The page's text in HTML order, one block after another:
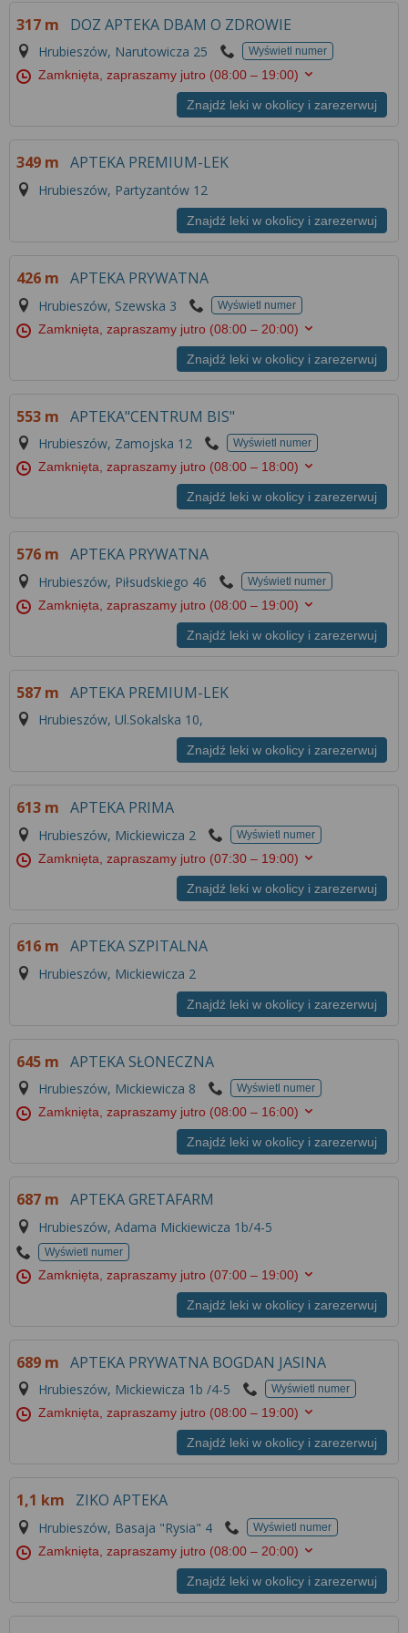
317 m DOZ APTEKA DBAM O ZDROWIE
Hrubieszów, Narutowicza 25 Wyświetl numer
Zamknięta, zapraszamy jutro (08:00 – 19:00)
Znajdź leki w okolicy i zarezerwuj
349 m APTEKA PREMIUM-LEK
Hrubieszów, Partyzantów 12
Znajdź leki w okolicy i zarezerwuj
426 m APTEKA PRYWATNA
Hrubieszów, Szewska 3 Wyświetl numer
Zamknięta, zapraszamy jutro (08:00 – 20:00)
Znajdź leki w okolicy i zarezerwuj
553 m APTEKA"CENTRUM BIS"
Hrubieszów, Zamojska 12 Wyświetl numer
Zamknięta, zapraszamy jutro (08:00 – 18:00)
Znajdź leki w okolicy i zarezerwuj
576 m APTEKA PRYWATNA
Hrubieszów, Piłsudskiego 46 Wyświetl numer
Zamknięta, zapraszamy jutro (08:00 – 19:00)
Znajdź leki w okolicy i zarezerwuj
587 m APTEKA PREMIUM-LEK
Hrubieszów, Ul.Sokalska 10,
Znajdź leki w okolicy i zarezerwuj
613 m APTEKA PRIMA
Hrubieszów, Mickiewicza 2 Wyświetl numer
Zamknięta, zapraszamy jutro (07:30 – 19:00)
Znajdź leki w okolicy i zarezerwuj
616 m APTEKA SZPITALNA
Hrubieszów, Mickiewicza 2
Znajdź leki w okolicy i zarezerwuj
645 m APTEKA SŁONECZNA
Hrubieszów, Mickiewicza 8 Wyświetl numer
Zamknięta, zapraszamy jutro (08:00 – 16:00)
Znajdź leki w okolicy i zarezerwuj
687 m APTEKA GRETAFARM
Hrubieszów, Adama Mickiewicza 1b/4-5
Wyświetl numer
Zamknięta, zapraszamy jutro (07:00 – 19:00)
Znajdź leki w okolicy i zarezerwuj
689 m APTEKA PRYWATNA BOGDAN JASINA
Hrubieszów, Mickiewicza 1b /4-5 Wyświetl numer
Zamknięta, zapraszamy jutro (08:00 – 19:00)
Znajdź leki w okolicy i zarezerwuj
1,1 km ZIKO APTEKA
Hrubieszów, Basaja "Rysia" 4 Wyświetl numer
Zamknięta, zapraszamy jutro (08:00 – 20:00)
Znajdź leki w okolicy i zarezerwuj
narzędzi zewnętrznych w naszym serwisie
znajdziesz w Regulaminie Serwisu.